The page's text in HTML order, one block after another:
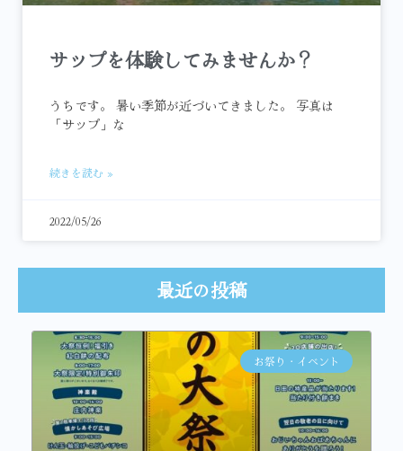
サップを体験してみませんか？
うちです。 暑い季節が近づいてきました。 写真は
「サップ」な
続きを読む »
2022/05/26
最近の投稿
お祭り・イベント